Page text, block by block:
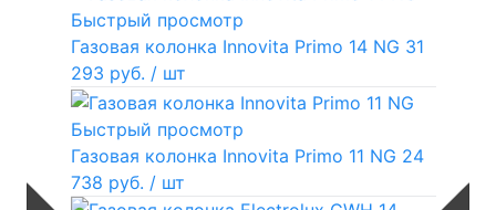
Быстрый просмотр
Газовая колонка Innovita Primo 14 NG 31
293 руб. / шт
Быстрый просмотр
Газовая колонка Innovita Primo 11 NG 24
738 руб. / шт